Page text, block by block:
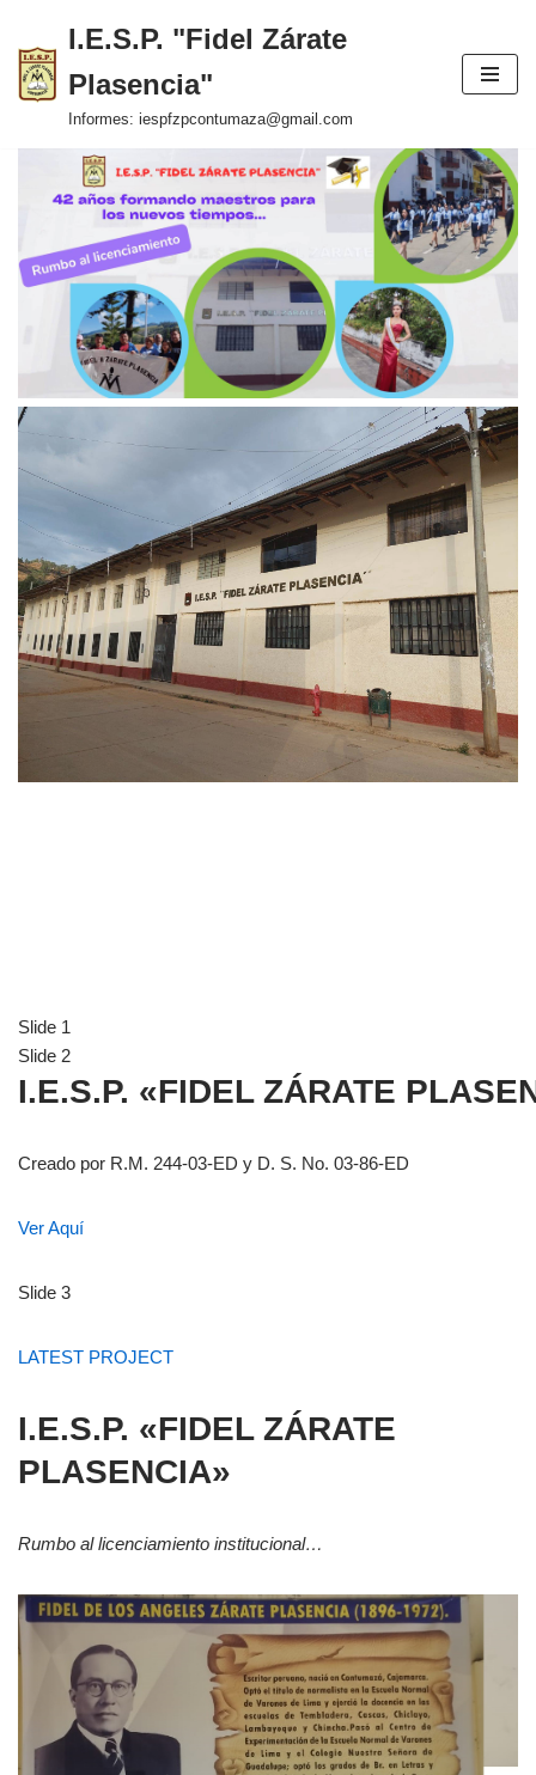
Saltar
al
contenido
I.E.S.P. "Fidel Zárate
Plasencia"
Informes: iespfzpcontumaza@gmail.com
Slide 1
Slide 2
I.E.S.P. «FIDEL ZÁRATE
Creado por R.M. 244-03-ED y D. S. No. 03-86-ED
Ver Aquí
Slide 3
LATEST PROJECT
I.E.S.P. «FIDEL ZÁRATE
PLASENCIA»
Rumbo al licenciamiento institucional…